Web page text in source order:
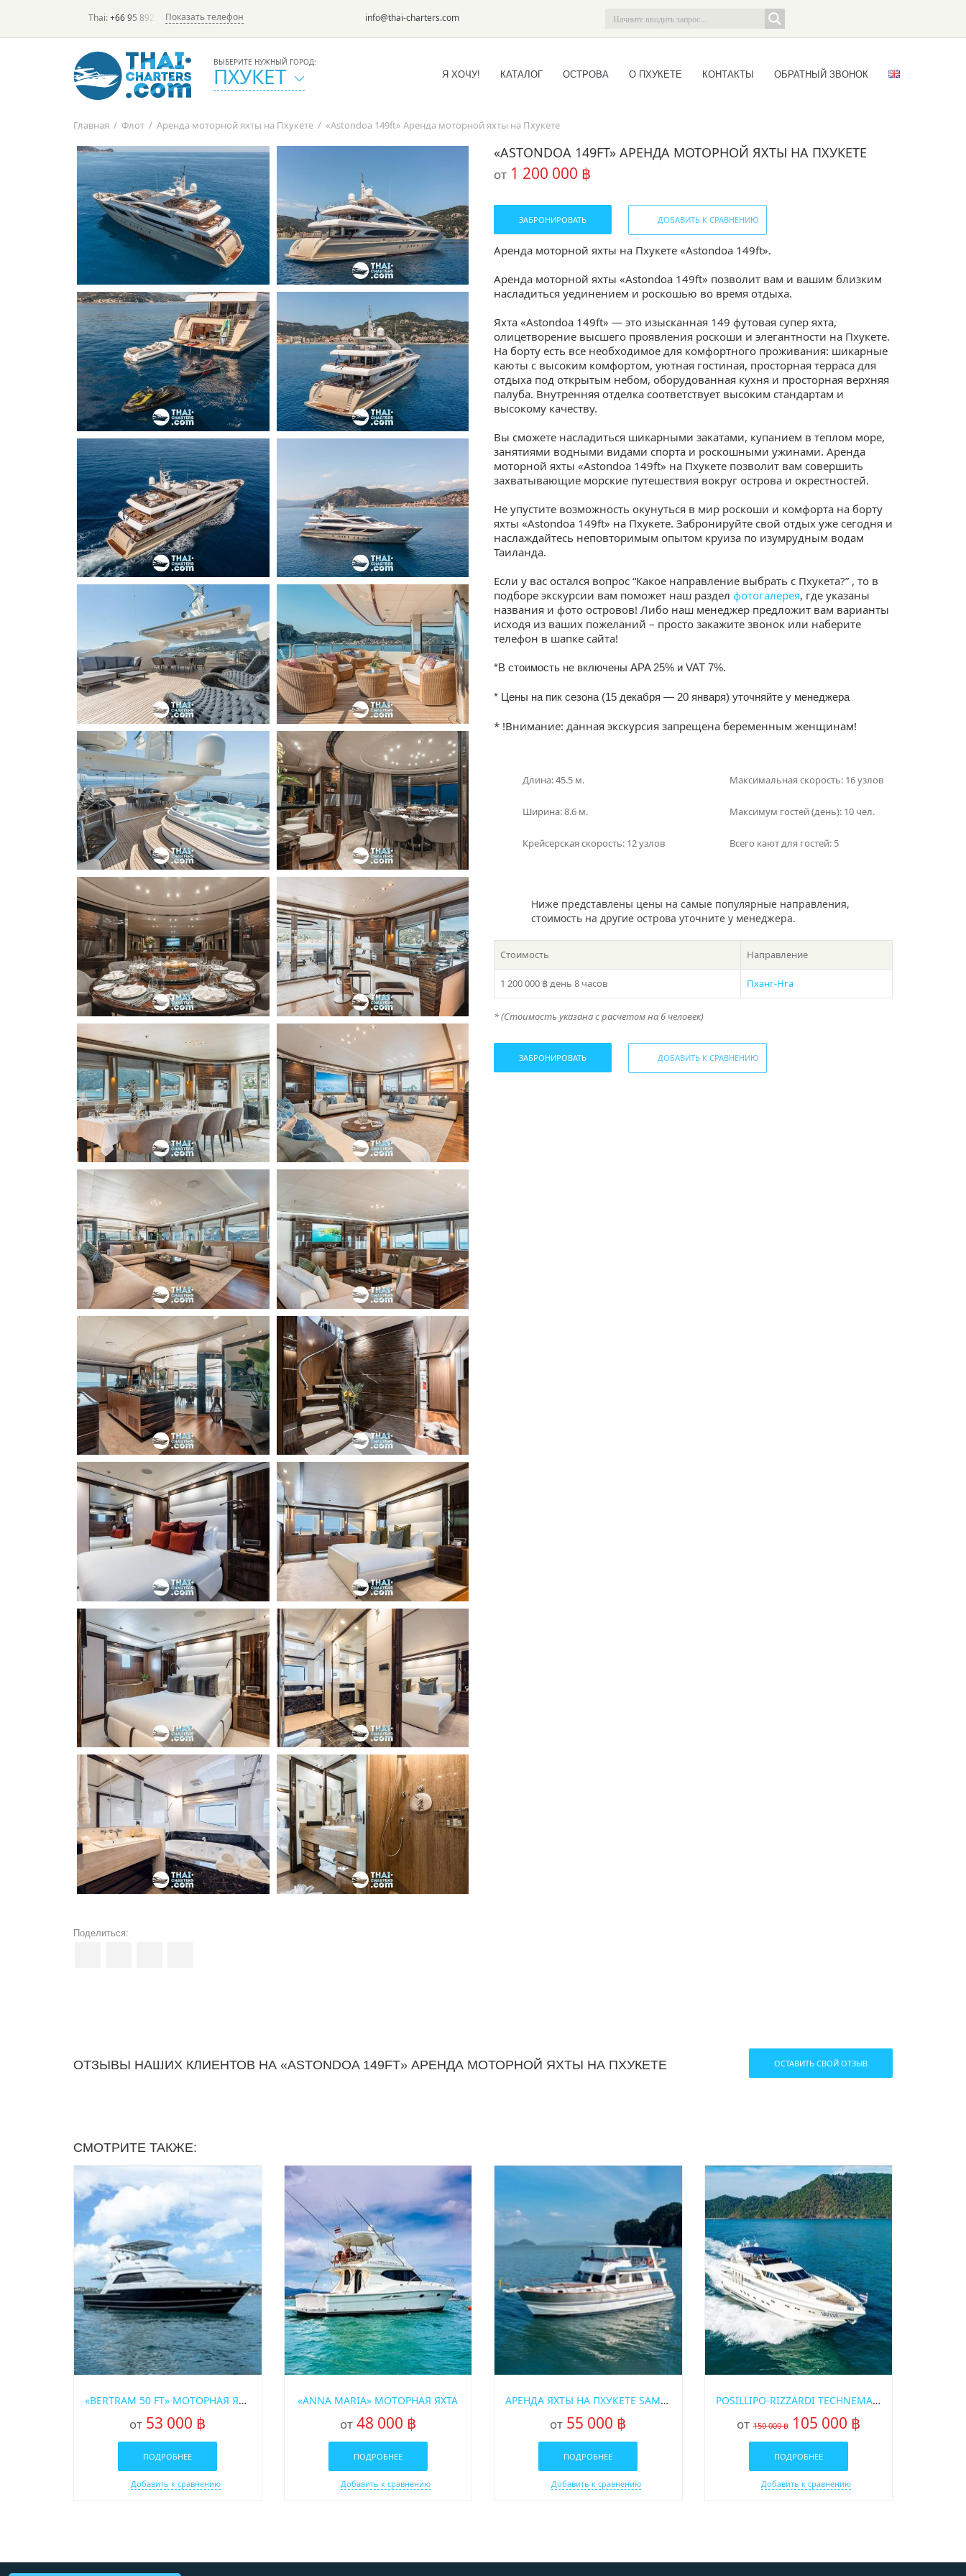
Thai:+66 95 892 7646(rus/eng) | в России:
Показать телефон info@thai-charters.com
ВЫБЕРИТЕ НУЖНЫЙ ГОРОД:
ПХУКЕТ Я ХОЧУ! КАТАЛОГ ОСТРОВА О ПХУКЕТЕ КОНТАКТЫ ОБРАТНЫЙ ЗВОНОК
Главная / Флот / Аренда моторной яхты на Пхукете / «Astondoa 149ft» Аренда моторной яхты на Пхукете
Поделиться:
«ASTONDOA 149FT» АРЕНДА МОТОРНОЙ ЯХТЫ НА ПХУКЕТЕ
от 1 200 000 ฿
ЗАБРОНИРОВАТЬ ДОБАВИТЬ К СРАВНЕНИЮ
Аренда моторной яхты на Пхукете «Astondoa 149ft».
Аренда моторной яхты «Astondoa 149ft» позволит вам и вашим близким
насладиться уединением и роскошью во время отдыха.
Яхта «Astondoa 149ft» — это изысканная 149 футовая супер яхта,
олицетворение высшего проявления роскоши и элегантности на Пхукете.
На борту есть все необходимое для комфортного проживания: шикарные
каюты с высоким комфортом, уютная гостиная, просторная терраса для
отдыха под открытым небом, оборудованная кухня и просторная верхняя
палуба. Внутренняя отделка соответствует высоким стандартам и
высокому качеству.
Вы сможете насладиться шикарными закатами, купанием в теплом море,
занятиями водными видами спорта и роскошными ужинами. Аренда
моторной яхты «Astondoa 149ft» на Пхукете позволит вам совершить
захватывающие морские путешествия вокруг острова и окрестностей.
Не упустите возможность окунуться в мир роскоши и комфорта на борту
яхты «Astondoa 149ft» на Пхукете. Забронируйте свой отдых уже сегодня и
наслаждайтесь неповторимым опытом круиза по изумрудным водам
Таиланда.
Если у вас остался вопрос “Какое направление выбрать с Пхукета?” , то в
подборе экскурсии вам поможет наш раздел фотогалерея, где указаны
названия и фото островов! Либо наш менеджер предложит вам варианты
исходя из ваших пожеланий – просто закажите звонок или наберите
телефон в шапке сайта!
*В стоимость не включены APA 25% и VAT 7%.
* Цены на пик сезона (15 декабря — 20 января) уточняйте у менеджера
* !Внимание: данная экскурсия запрещена беременным женщинам!
Длина: 45.5 м.
Ширина: 8.6 м.
Крейсерская скорость: 12 узлов
Максимальная скорость: 16 узлов
Максимум гостей (день): 10 чел.
Всего кают для гостей: 5
Ниже представлены цены на самые популярные направления,
стоимость на другие острова уточните у менеджера.
Стоимость Направление
1 200 000 ฿день 8 часов Пханг-Нга
* (Стоимость указана с расчетом на 6 человек)
ЗАБРОНИРОВАТЬ ДОБАВИТЬ К СРАВНЕНИЮ
ОТЗЫВЫ НАШИХ КЛИЕНТОВ НА «ASTONDOA 149FT» АРЕНДА МОТОРНОЙ ЯХТЫ НА ПХУКЕТЕ ОСТАВИТЬ СВОЙ ОТЗЫВ
СМОТРИТЕ ТАКЖЕ:
«BERTRAM 50 FT» МОТОРНАЯ ЯХТА
от 53 000 ฿
ПОДРОБНЕЕ
Добавить к сравнению
«ANNA MARIA» МОТОРНАЯ ЯХТА
от 48 000 ฿
ПОДРОБНЕЕ
Добавить к сравнению
АРЕНДА ЯХТЫ НА ПХУКЕТЕ SAMBUCA
от 55 000 ฿
ПОДРОБНЕЕ
Добавить к сравнению
POSILLIPO-RIZZARDI TECHNEMA 89 МОТОРНАЯ СУПЕРЯХТА
от 150 000 ฿ 105 000 ฿
ПОДРОБНЕЕ
Добавить к сравнению